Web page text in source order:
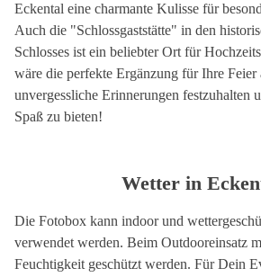
Eckental eine charmante Kulisse für
Auch die "Schlossgaststätte" in den
Schlosses ist ein beliebter Ort für
wäre die perfekte Ergänzung für Ihre Feier
unvergessliche Erinnerungen festzuhalten
Spaß zu bieten!
Wetter in
Die Fotobox kann indoor und
verwendet werden. Beim Outdooreinsatz
Feuchtigkeit geschützt werden. Für Dein